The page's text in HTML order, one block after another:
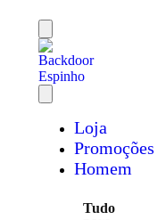
Loja
Promoções
Homem
Tudo